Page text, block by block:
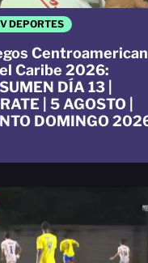
DEPORTES
Caribe 2026:
DÍA 13 |
| 5 AGOSTO |
DOMINGO